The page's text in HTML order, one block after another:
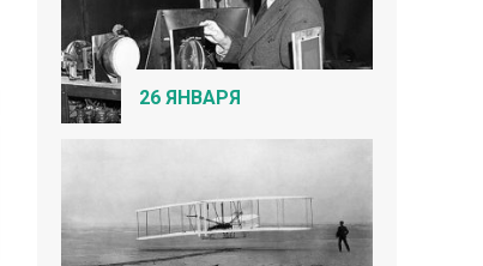
26 ЯНВАРЯ